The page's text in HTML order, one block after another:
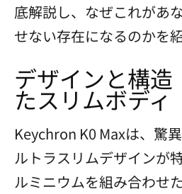
底解説し、なぜこれがあ
せない存在になるのかを紹
デザインと構造
たスリムボディ
Keychron K0 Maxは、驚
ルトラスリムデザインが
ルミニウムを組み合わせ